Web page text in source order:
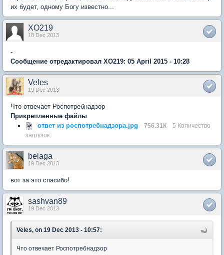
их будет, одному Богу известно...
XO219
18 Dec 2013
-
Сообщение отредактировал XO219: 05 April 2015 - 10:28
Veles
19 Dec 2013
Что отвечает Роспотребнадзор
Прикрепленные файлы
ответ из роспотребнадзора.jpg
756.31К
5 Количество
загрузок:
belaga
19 Dec 2013
вот за это спасибо!
sashvan89
19 Dec 2013
Veles, on 19 Dec 2013 - 10:57:
Что отвечает Роспотребнадзор